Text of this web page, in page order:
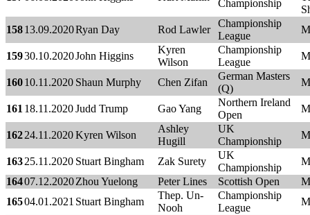
Championship
15813.09.2020Ryan Day Rod Lawler
Championship
League
15930.10.2020John Higgins
Kyren
Wilson
Championship
League
16010.11.2020 Shaun Murphy Chen Zifan
German Masters
(Q)
161 18.11.2020Judd Trump Gao Yang
Northern Ireland
Open
16224.11.2020Kyren Wilson
Ashley
Hugill
UK
Championship
16325.11.2020 Stuart Bingham Zak Surety
UK
Championship
16407.12.2020Zhou Yuelong Peter Lines Scottish Open
16504.01.2021 Stuart Bingham
Thep. Un-
Nooh
Championship
League